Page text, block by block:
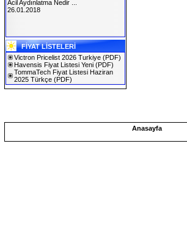
SOLAREX ISTANBUL 2019
30.01.2019
Acil Aydınlatma Nedir ...
26.01.2018
FİYAT LİSTELERİ
Victron Pricelist 2026 Turkiye (PDF)
Havensis Fiyat Listesi Yeni (PDF)
TommaTech Fiyat Listesi Haziran
2025 Türkçe (PDF)
Anasayfa